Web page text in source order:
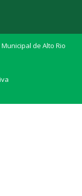
de Alto Rio